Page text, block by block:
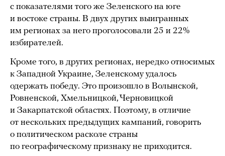
с показателями того же Зеленского на юге
и востоке страны. В двух других выигранных
им регионах за него проголосовали 25 и 22%
избирателей.
Кроме того, в других регионах, нередко относимых
к Западной Украине, Зеленскому удалось
одержать победу. Это произошло в Волынской,
Ровненской, Хмельницкой, Черновицкой
и Закарпатской областях. Поэтому, в отличие
от нескольких предыдущих кампаний, говорить
о политическом расколе страны
по географическому признаку не приходится.